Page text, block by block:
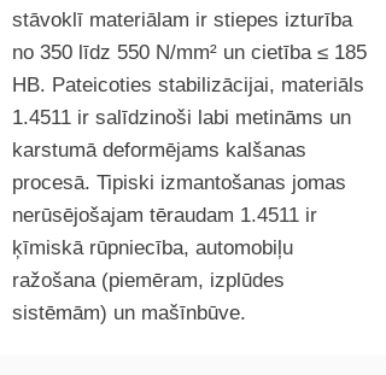
stāvoklī materiālam ir stiepes izturība
no 350 līdz 550 N/mm² un cietība ≤ 185
HB. Pateicoties stabilizācijai, materiāls
1.4511 ir salīdzinoši labi metināms un
karstumā deformējams kalšanas
procesā. Tipiski izmantošanas jomas
nerūsējošajam tēraudam 1.4511 ir
ķīmiskā rūpniecība, automobiļu
ražošana (piemēram, izplūdes
sistēmām) un mašīnbūve.